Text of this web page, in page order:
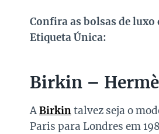
Confira as bolsas de luxo
Etiqueta Única:
Birkin –
ABirkintalvez seja o
Paris para Londres em